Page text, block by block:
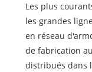
Les plus
les grandes
en réseau
de fabrication
distribués dans